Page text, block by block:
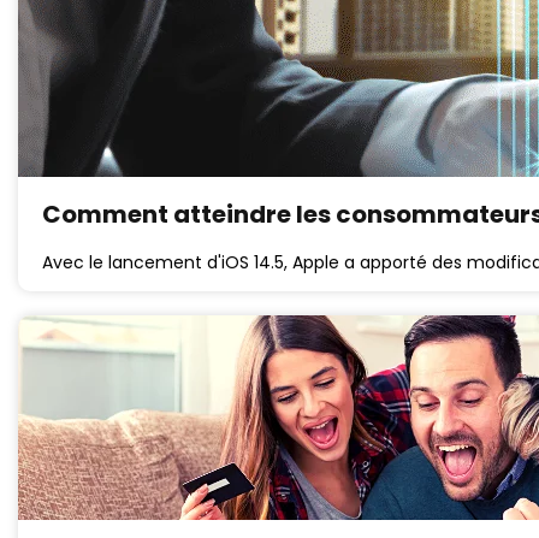
Comment atteindre les
Avec le lancement d'iOS 14.5, Apple a apporté des